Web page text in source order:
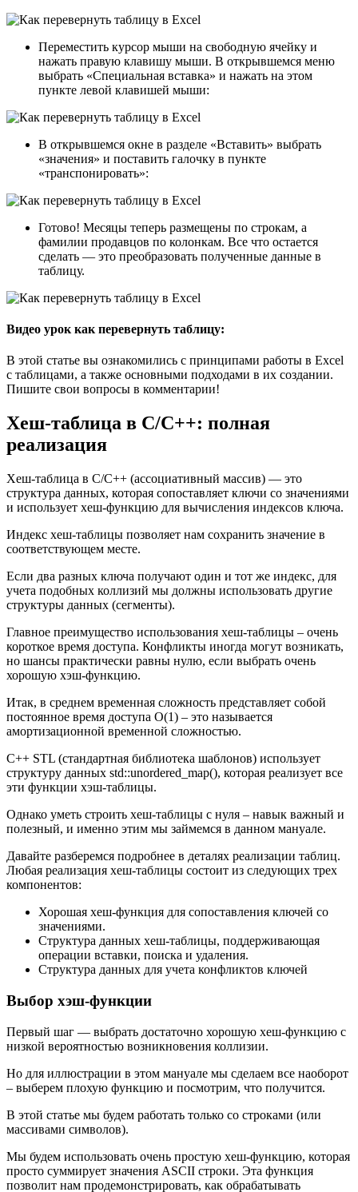
Переместить курсор мыши на свободную ячейку и
нажать правую клавишу мыши. В открывшемся меню
выбрать «Специальная вставка» и нажать на этом
пункте левой клавишей мыши:
В открывшемся окне в разделе «Вставить» выбрать
«значения» и поставить галочку в пункте
«транспонировать»:
Готово! Месяцы теперь размещены по строкам, а
фамилии продавцов по колонкам. Все что остается
сделать — это преобразовать полученные данные в
таблицу.
Видео урок как перевернуть таблицу:
В этой статье вы ознакомились с принципами работы в Excel
с таблицами, а также основными подходами в их создании.
Пишите свои вопросы в комментарии!
Хеш-таблица в C/C++: полная
реализация
Хеш-таблица в C/C++ (ассоциативный массив) — это
структура данных, которая сопоставляет ключи со значениями
и использует хеш-функцию для вычисления индексов ключа.
Индекс хеш-таблицы позволяет нам сохранить значение в
соответствующем месте.
Если два разных ключа получают один и тот же индекс, для
учета подобных коллизий мы должны использовать другие
структуры данных (сегменты).
Главное преимущество использования хеш-таблицы – очень
короткое время доступа. Конфликты иногда могут возникать,
но шансы практически равны нулю, если выбрать очень
хорошую хэш-функцию.
Итак, в среднем временная сложность представляет собой
постоянное время доступа O(1) – это называется
амортизационной временной сложностью.
C++ STL (стандартная библиотека шаблонов) использует
структуру данных std::unordered_map(), которая реализует все
эти функции хэш-таблицы.
Однако уметь строить хеш-таблицы с нуля – навык важный и
полезный, и именно этим мы займемся в данном мануале.
Давайте разберемся подробнее в деталях реализации таблиц.
Любая реализация хеш-таблицы состоит из следующих трех
компонентов:
Хорошая хеш-функция для сопоставления ключей со
значениями.
Структура данных хеш-таблицы, поддерживающая
операции вставки, поиска и удаления.
Структура данных для учета конфликтов ключей
Выбор хэш-функции
Первый шаг — выбрать достаточно хорошую хеш-функцию с
низкой вероятностью возникновения коллизии.
Но для иллюстрации в этом мануале мы сделаем все наоборот
– выберем плохую функцию и посмотрим, что получится.
В этой статье мы будем работать только со строками (или
массивами символов).
Мы будем использовать очень простую хеш-функцию, которая
просто суммирует значения ASCII строки. Эта функция
позволит нам продемонстрировать, как обрабатывать